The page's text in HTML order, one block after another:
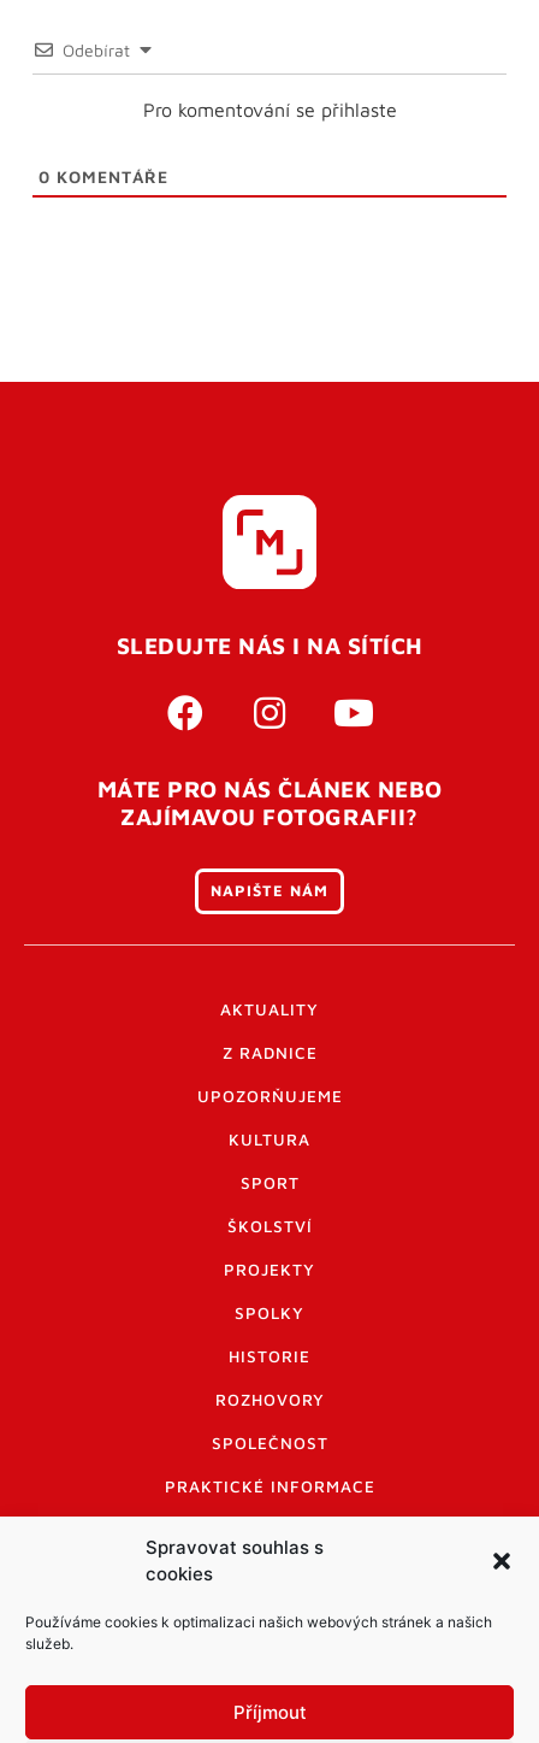
Spravovat souhlas s
cookies
Používáme cookies k optimalizaci našich webových stránek a našich
služeb.
Příjmout
Odebírat
Pro komentování se přihlaste
0 KOMENTÁŘE
SLEDUJTE NÁS I NA SÍTÍCH
MÁTE PRO NÁS ČLÁNEK NEBO
ZAJÍMAVOU FOTOGRAFII?
NAPIŠTE NÁM
AKTUALITY
Z RADNICE
UPOZORŇUJEME
KULTURA
SPORT
ŠKOLSTVÍ
PROJEKTY
SPOLKY
HISTORIE
ROZHOVORY
SPOLEČNOST
PRAKTICKÉ INFORMACE
INFORMACE A KODEX DISKUTUJÍCÍCH
LOGO A LOGO MANUÁL